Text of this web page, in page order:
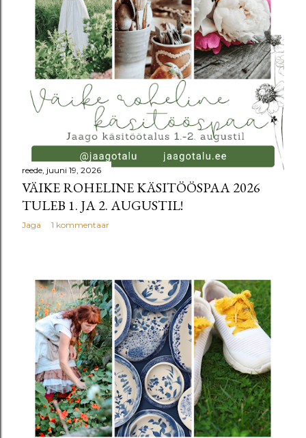
d
reede, juuni 19, 2026
VÄIKE ROHELINE KÄSITÖÖSPAA 2026
TULEB 1. JA 2. AUGUSTIL!
Jaga 1 kommentaar